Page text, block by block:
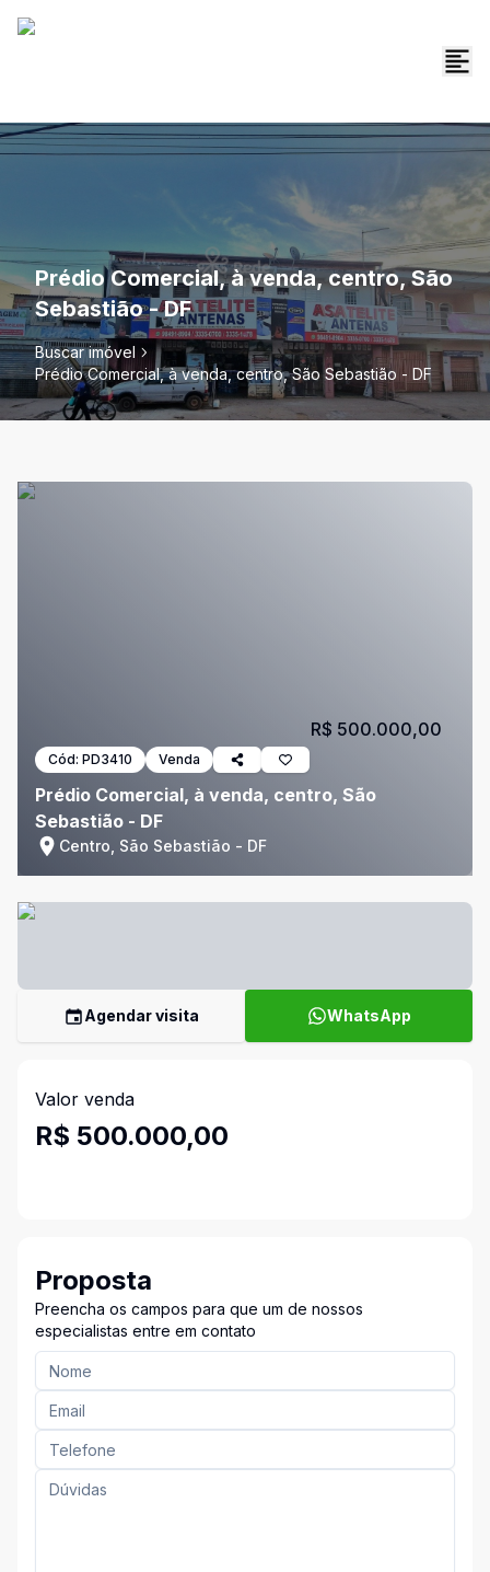
Prédio Comercial, à venda, centro, São
Sebastião - DF
Buscar imóvel
Prédio Comercial, à venda, centro, São Sebastião - DF
Cód: PD3410 Venda
Prédio Comercial, à venda, centro, São
Sebastião - DF
Centro, São Sebastião - DF
R$ 500.000,00
Agendar visita WhatsApp
Valor venda
R$ 500.000,00
Proposta
Preencha os campos para que um de nossos
especialistas entre em contato